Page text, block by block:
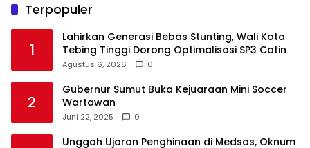
Terpopuler
1
Lahirkan Generasi Bebas Stunting, Wali Kota
Tebing Tinggi Dorong Optimalisasi SP3 Catin
Agustus 6, 2026 0
2
Gubernur Sumut Buka Kejuaraan Mini Soccer
Wartawan
Juni 22, 2025 0
Unggah Ujaran Penghinaan di Medsos, Oknum